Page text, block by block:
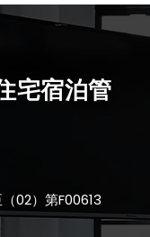
宅宿泊管
02）第F00613